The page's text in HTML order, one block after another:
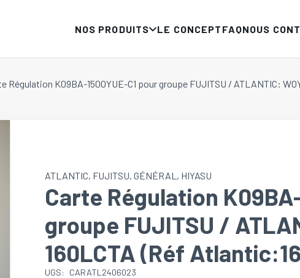
NOS PRODUITS LE CONCEPT FAQNOUS
Régulation K09BA-1500YUE-C1 pour groupe FUJITSU / ATLANTIC:
ATLANTIC, FUJITSU, GÉNÉRAL , HIYASU
Carte Régulation
groupe FUJITSU /
160LCTA (Réf
UGS: CARATL2406023